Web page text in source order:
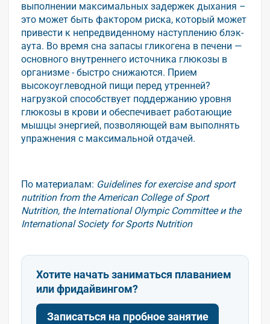
выполнении максимальных задержек дыхания –
это может быть фактором риска, который может
привести к непредвиденному наступлению блэк-
аута. Во время сна запасы гликогена в печени —
основного внутреннего источника глюкозы в
организме - быстро снижаются. Прием
высокоуглеводной пищи перед утренней?
нагрузкой способствует поддержанию уровня
глюкозы в крови и обеспечивает работающие
мышцы энергией, позволяющей вам выполнять
упражнения с максимальной отдачей.
По материалам: Guidelines for exercise and sport
nutrition from the American College of Sport
Nutrition, the International Olympic Committee и the
International Society for Sports Nutrition
Хотите начать заниматься плаванием
или фридайвингом?
Записаться на пробное занятие